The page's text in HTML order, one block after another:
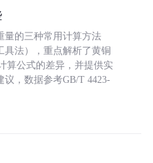
量的三种常用计算方法
具法），重点解析了黄铜
算公式的差异，并提供实
，数据参考GB/T 4423-